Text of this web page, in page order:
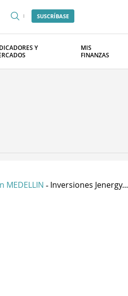
SUSCRÍBASE
Y
MIS
FINANZAS
MEDELLIN - Inversiones Jenergy...